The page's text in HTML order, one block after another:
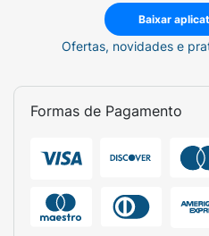
Baixar
Ofertas, novidades e
Formas de Pagamento